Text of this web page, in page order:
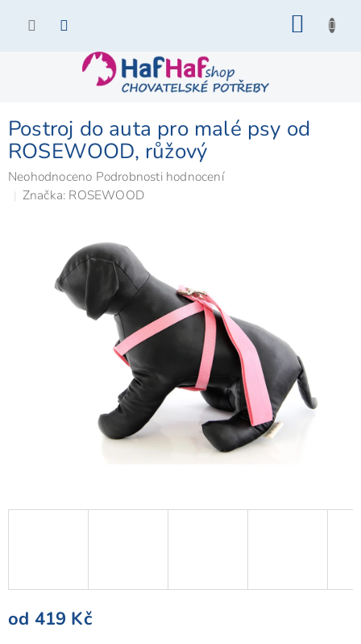
Postroj do auta pro malé psy od
ROSEWOOD, růžový
Průměrné
hodnocení
Neohodnoceno Podrobnosti hodnocení
Značka: ROSEWOOD
od 419 Kč